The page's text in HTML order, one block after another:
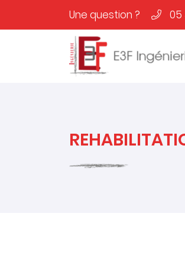
Une question ? 05
1 Rue des Métiers, Le Clos de
86130 Saint-Georges-Lès-
05 49 62 02 02